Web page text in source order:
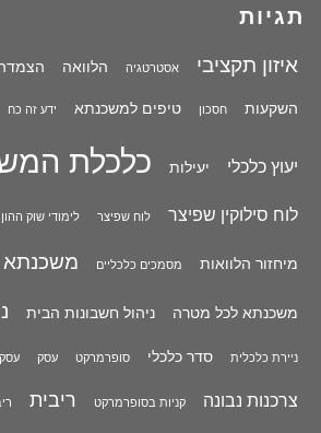
תגיות
איזון תקציבי אסטרטגיה הלוואה
השקעות חסכון טיפים למשכנתא ידע זה כח
יעוץ כלכלי יעילות כלכלת
לוח סילוקין שפיצר לוח שפיצר לימודי שוק ההון
מיחזור הלוואות מסמכים כלכליים משכנתא
משכנתא לכל מטרה ניהול חשבונות הבית
ניירת כלכלית סדר כלכלי סופרמרקט עסק
צרכנות נבונה קניות בסופרמרקט ריבית